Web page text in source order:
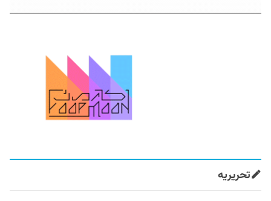
تحریریه